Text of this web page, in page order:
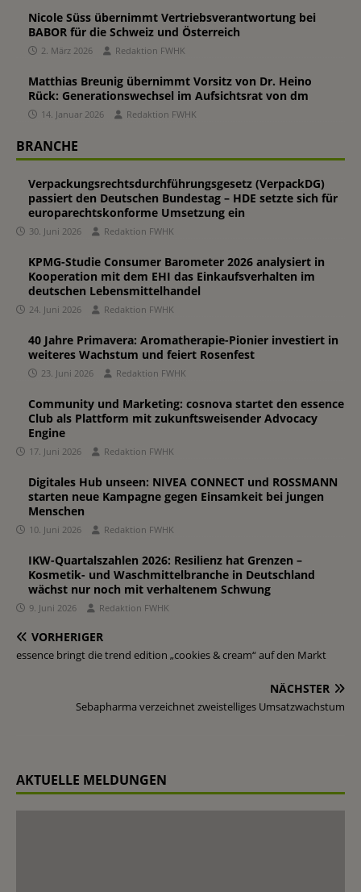
Nicole Süss übernimmt Vertriebsverantwortung bei
BABOR für die Schweiz und Österreich
2. März 2026 Redaktion FWHK
Matthias Breunig übernimmt Vorsitz von Dr. Heino
Rück: Generationswechsel im Aufsichtsrat von dm
14. Januar 2026 Redaktion FWHK
BRANCHE
Verpackungsrechtsdurchführungsgesetz (VerpackDG)
passiert den Deutschen Bundestag – HDE setzte sich für
europarechtskonforme Umsetzung ein
30. Juni 2026 Redaktion FWHK
KPMG-Studie Consumer Barometer 2026 analysiert in
Kooperation mit dem EHI das Einkaufsverhalten im
deutschen Lebensmittelhandel
24. Juni 2026 Redaktion FWHK
40 Jahre Primavera: Aromatherapie-Pionier investiert in
weiteres Wachstum und feiert Rosenfest
23. Juni 2026 Redaktion FWHK
Community und Marketing: cosnova startet den essence
Club als Plattform mit zukunftsweisender Advocacy
Engine
17. Juni 2026 Redaktion FWHK
Digitales Hub unseen: NIVEA CONNECT und ROSSMANN
starten neue Kampagne gegen Einsamkeit bei jungen
Menschen
10. Juni 2026 Redaktion FWHK
IKW-Quartalszahlen 2026: Resilienz hat Grenzen –
Kosmetik- und Waschmittelbranche in Deutschland
wächst nur noch mit verhaltenem Schwung
9. Juni 2026 Redaktion FWHK
VORHERIGER
essence bringt die trend edition „cookies & cream“ auf den Markt
NÄCHSTER
Sebapharma verzeichnet zweistelliges Umsatzwachstum
AKTUELLE MELDUNGEN